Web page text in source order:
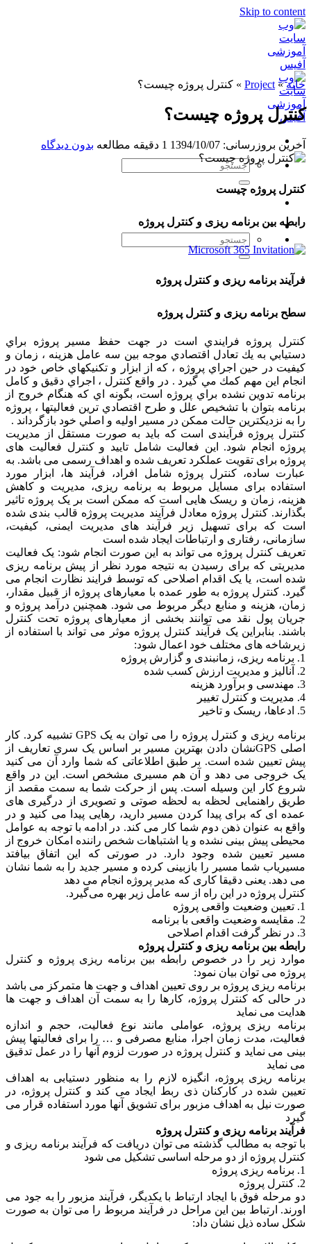
Skip to content
خانه»
Project
» کنترل پروژه چیست؟
کنترل پروژه چیست؟
آخرین بروزرسانی: 1394/10/07 1 دقیقه مطالعه بدون دیدگاه
کنترل پروژه چیست
رابطه بین برنامه ریزی و کنترل پروژه
فرآیند برنامه ریزی و کنترل پروژه
سطح برنامه ریزی و کنترل پروژه
كنترل پروژه فرايندي است در جهت حفظ مسير پروژه براي
دستيابي به يك تعادل اقتصادي موجه بين سه عامل هزينه ، زمان و
كيفيت در حين اجراي پروژه ، كه از ابزار و تكنيكهاي خاص خود در
انجام اين مهم كمك مي گيرد . در واقع كنترل ، اجراي دقيق و كامل
برنامه تدوين نشده براي پروژه است، بگونه اي كه هنگام خروج از
برنامه بتوان با تشخيص علل و طرح اقتصادي ترين فعاليتها ، پروژه
را به نزديكترين حالت ممكن در مسير اوليه و اصلي خود بازگرداند .
کنترل پروژه فرآیندی است که باید به صورت مستقل از مدیریت
پروژه انجام شود. این فعالیت شامل تایید و کنترل فعالیت های
پروژه برای تقویت عملکرد تعریف شده و اهداف رسمی می باشد. به
عبارت ساده، کنترل پروژه شامل افراد، فرآیند ها، ابزار مورد
استفاده برای مسایل مربوط به برنامه ریزی، مدیریت و کاهش
هزینه، زمان و ریسک هایی است که ممکن است بر یک پروژه تاثیر
بگذارند. کنترل پروژه معادل فرآیند مدیریت پروژه قالب بندی شده
است که برای تسهیل زیر فرآیند های مدیریت ایمنی، کیفیت،
سازمانی، رفتاری و ارتباطات ایجاد شده است
تعریف کنترل پروژه می تواند به این صورت انجام شود: یک فعالیت
مدیریتی که برای رسیدن به نتیجه مورد نظر از پیش برنامه ریزی
شده است، یا یک اقدام اصلاحی که توسط فرایند نظارت انجام می
گیرد. کنترل پروژه به طور عمده با معیارهای پروژه از قبیل مقدار،
زمان، هزینه و منابع دیگر مربوط می شود. همچنین درآمد پروژه و
جریان پول نقد می توانند بخشی از معیارهای پروژه تحت کنترل
باشند. بنابراین یک فرآیند کنترل پروژه موثر می تواند با استفاده از
زیرشاخه های مختلف خود اعمال شود:
1. برنامه ریزی، زمانبندی و گزارش پروژه
2. آنالیز و مدیریت ارزش کسب شده
3. مهندسی و برآورد هزینه
4. مدیریت و کنترل تغییر
5. ادعاها، ریسک و تاخیر
برنامه ریزی و کنترل پروژه را می توان به یک GPS تشبیه کرد. کار
اصلی GPSنشان دادن بهترین مسیر بر اساس یک سری تعاریف از
پیش تعیین شده است. بر طبق اطلاعاتی که شما وارد آن می کنید
یک خروجی می دهد و آن هم مسیری مشخص است. این در واقع
شروع کار این وسیله است. پس از حرکت شما به سمت مقصد از
طریق راهنمایی لحظه به لحظه صوتی و تصویری از درگیری های
عمده ای که برای پیدا کردن مسیر دارید، رهایی پیدا می کنید و در
واقع به عنوان ذهن دوم شما کار می کند. در ادامه با توجه به عوامل
محیطی پیش بینی نشده و یا اشتباهات شخص راننده امکان خروج از
مسیر تعیین شده وجود دارد. در صورتی که این اتفاق بیافتد
مسیریاب شما مسیر را بازبینی کرده و مسیر جدید را به شما نشان
می دهد. یعنی دقیقا کاری که مدیر پروژه انجام می دهد
کنترل پروژه در این راه از سه عامل زیر بهره می‌گیرد.
1. تعیین وضعیت واقعی پروژه
2. مقایسه وضعیت واقعی با برنامه
3. در نظر گرفت اقدام اصلاحی
رابطه بین برنامه ریزی و کنترل پروژه
موارد زیر را در خصوص رابطه بین برنامه ریزی پروژه و کنترل
پروژه می توان بیان نمود:
برنامه ریزی پروژه بر روی تعیین اهداف و جهت ها متمرکز می باشد
در حالی که کنترل پروژه، کارها را به سمت آن اهداف و جهت ها
هدایت می نماید
برنامه ریزی پروژه، عواملی مانند نوع فعالیت، حجم و اندازه
فعالیت، مدت زمان اجرا، منابع مصرفی و … را برای فعالیتها پیش
بینی می نماید و کنترل پروژه در صورت لزوم آنها را در عمل تدقیق
می نماید
برنامه ریزی پروژه، انگیزه لازم را به منظور دستیابی به اهداف
تعیین شده در کارکنان ذی ربط ایجاد می کند و کنترل پروژه، در
صورت نیل به اهداف مزبور برای تشویق آنها مورد استفاده قرار می
گیرد
فرآیند برنامه ریزی و کنترل پروژه
با توجه به مطالب گذشته می توان دریافت که فرآیند برنامه ریزی و
کنترل پروژه از دو مرحله اساسی تشکیل می شود
1. برنامه ریزی پروژه
2. کنترل پروژه
دو مرحله فوق با ایجاد ارتباط با یکدیگر، فرآیند مزبور را به جود می
اورند. ارتباط بین این مراحل در فرآیند مربوط را می توان به صورت
شکل ساده ذیل نشان داد: